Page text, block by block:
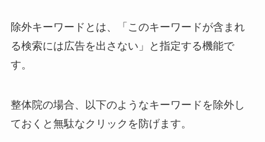
除外キーワードとは、「このキーワードが含まれ
る検索には広告を出さない」と指定する機能で
す。
整体院の場合、以下のようなキーワードを除外し
ておくと無駄なクリックを防げます。